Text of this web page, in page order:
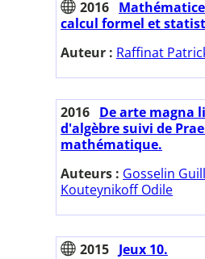
2016
calcul formel et
Auteur : Raffinat
2016 De arte magna
d'algèbre suivi de
mathématique.
Auteurs : Gosselin
Kouteynikoff Odile
2015 Jeux 10.